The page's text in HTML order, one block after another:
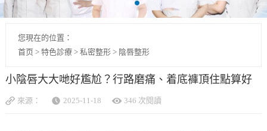
您現在的位置：
首页 > 特色診療> 私密整形> 陰唇整形
小陰唇大大哋好尷尬？行路磨痛、着底褲頂住點算好
來源： 2025-11-18 346 次閱讀